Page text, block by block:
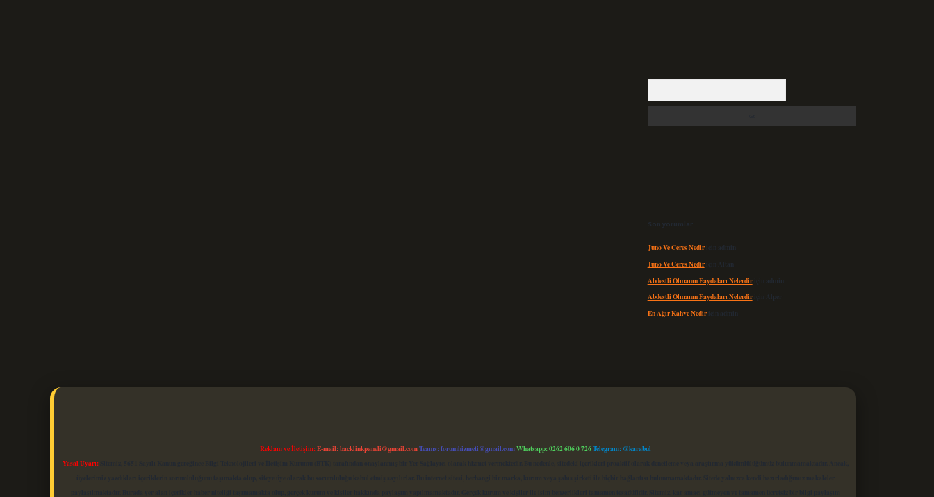
Son yorumlar
Juno Ve Ceres Nediriçin admin
Juno Ve Ceres Nediriçin Altan
Abdestli Olmanın Faydaları Nelerdiriçin admin
Abdestli Olmanın Faydaları Nelerdiriçin Alper
En Ağır Kahve Nediriçin admin
Reklam ve İletişim:E-mail:backlinkpaneli@gmail.comTeams:forumhizmeti@gmail.comWhatsapp: 0262 606 0 726Telegram: @karabul
Yasal Uyarı:Sitemiz, 5651 Sayılı Kanun gereğince Bilgi Teknolojileri ve İletişim Kurumu (BTK) tarafından onaylanmış bir Yer Sağlayıcı olarak hizmet vermektedir. Bu nedenle, sitedeki içerikleri proaktif olarak denetleme veya araştırma yükümlülüğümüz bulunmamaktadır. Ancak,